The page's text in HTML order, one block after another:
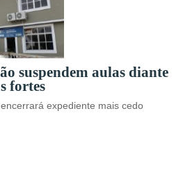
suspendem aulas diante
fortes
expediente mais cedo